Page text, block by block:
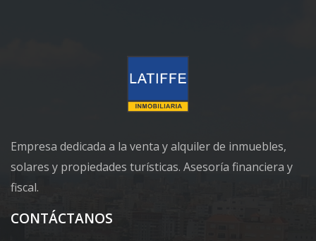
Empresa dedicada a la venta y alquiler de inmuebles,
solares y propiedades turísticas. Asesoría financiera y
fiscal.
CONTÁCTANOS